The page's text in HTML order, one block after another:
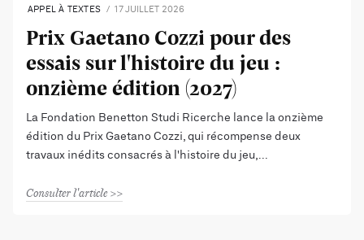
APPEL À TEXTES 17 JUILLET 2026
Prix Gaetano Cozzi pour des
essais sur l'histoire du jeu :
onzième édition (2027)
La Fondation Benetton Studi Ricerche lance la onzième
édition du Prix Gaetano Cozzi, qui récompense deux
travaux inédits consacrés à l'histoire du jeu,
Consulter l'article